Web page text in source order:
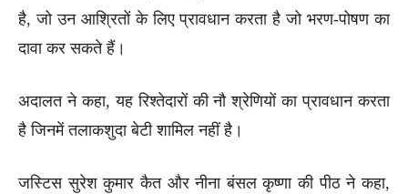
है, जो उन आश्रितों के लिए प्रावधान करता है जो भरण-पोषण का
दावा कर सकते हैं।
अदालत ने कहा, यह रिश्तेदारों की नौ श्रेणियों का प्रावधान करता
है जिनमें तलाकशुदा बेटी शामिल नहीं है।
जस्टिस सुरेश कुमार कैत और नीना बंसल कृष्णा की पीठ ने कहा,